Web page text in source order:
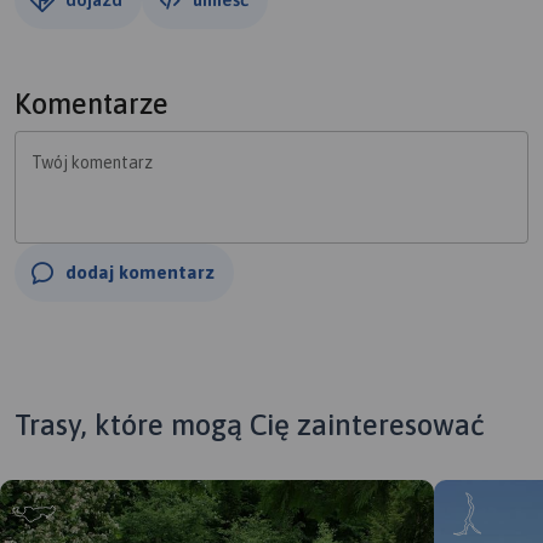
Komentarze
Twój komentarz
dodaj komentarz
Trasy, które mogą Cię zainteresować